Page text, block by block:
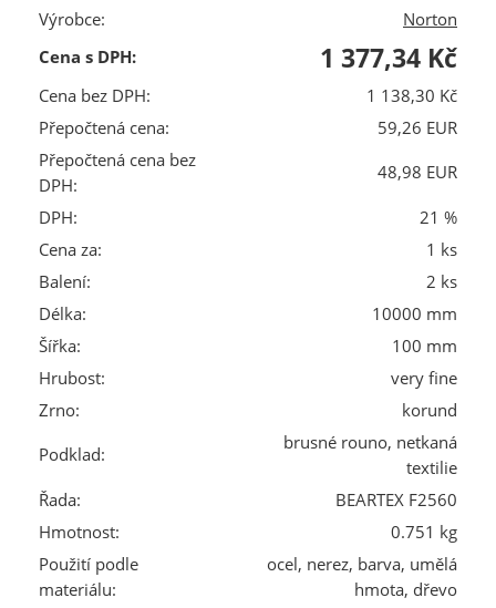
Výrobce:
Norton
Cena s DPH:
1 377,34 Kč
Cena bez DPH:
1 138,30 Kč
Přepočtená cena:
59,26 EUR
Přepočtená cena bez
DPH:
48,98 EUR
DPH:
21 %
Cena za:
1 ks
Balení:
2 ks
Délka:
10000 mm
Šířka:
100 mm
Hrubost:
very fine
Zrno:
korund
Podklad:
brusné rouno, netkaná
textilie
Řada:
BEARTEX F2560
Hmotnost:
0.751 kg
Použití podle
materiálu:
ocel, nerez, barva, umělá
hmota, dřevo